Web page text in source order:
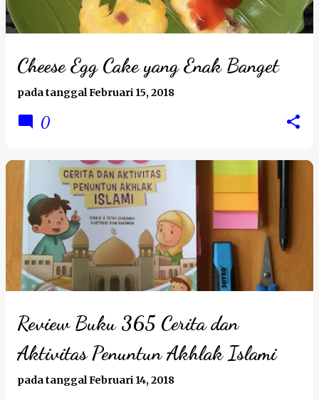
Cheese Egg Cake yang Enak Banget
pada tanggalFebruari 15, 2018
0
Review Buku 365 Cerita dan
Aktivitas Penuntun Akhlak Islami
pada tanggalFebruari 14, 2018